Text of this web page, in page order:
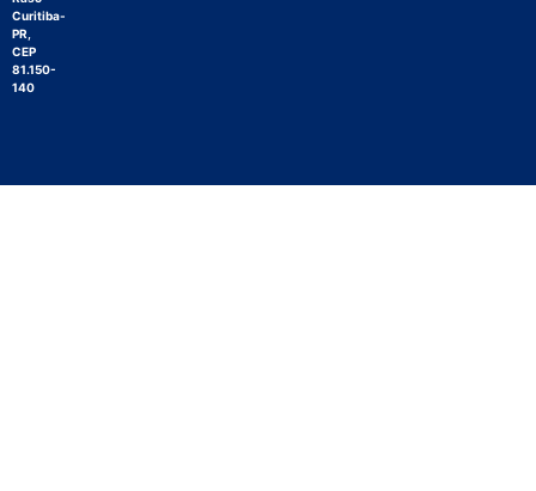
Curitiba-
PR,
CEP
81.150-
140